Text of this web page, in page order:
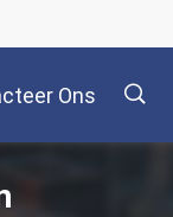
Ons